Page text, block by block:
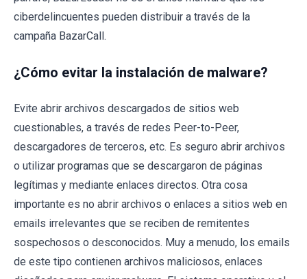
ciberdelincuentes pueden distribuir a través de la
campaña BazarCall.
¿Cómo evitar la instalación de malware?
Evite abrir archivos descargados de sitios web
cuestionables, a través de redes Peer-to-Peer,
descargadores de terceros, etc. Es seguro abrir archivos
o utilizar programas que se descargaron de páginas
legítimas y mediante enlaces directos. Otra cosa
importante es no abrir archivos o enlaces a sitios web en
emails irrelevantes que se reciben de remitentes
sospechosos o desconocidos. Muy a menudo, los emails
de este tipo contienen archivos maliciosos, enlaces